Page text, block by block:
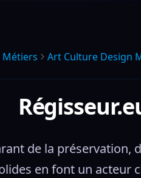
Métiers Art Culture Design
de la
en font un acteur